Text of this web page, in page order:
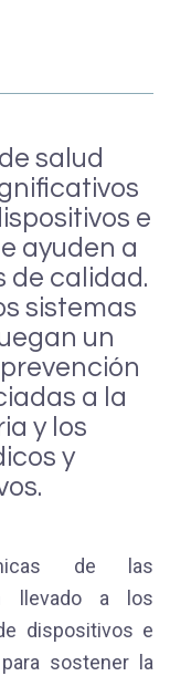
salud
e
ayuden a
de calidad.
sistemas
un
a la
y los
y
de las
llevado a los
dispositivos e
sostener la